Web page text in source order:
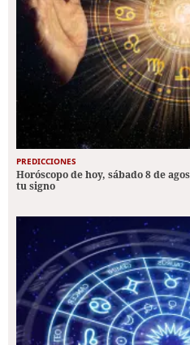
PREDICCIONES
Horóscopo de hoy, sábado 8 de
tu signo